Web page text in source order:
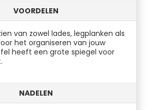
VOORDELEN
van zowel lades, legplanken als
het organiseren van jouw
heeft een grote spiegel voor
NADELEN